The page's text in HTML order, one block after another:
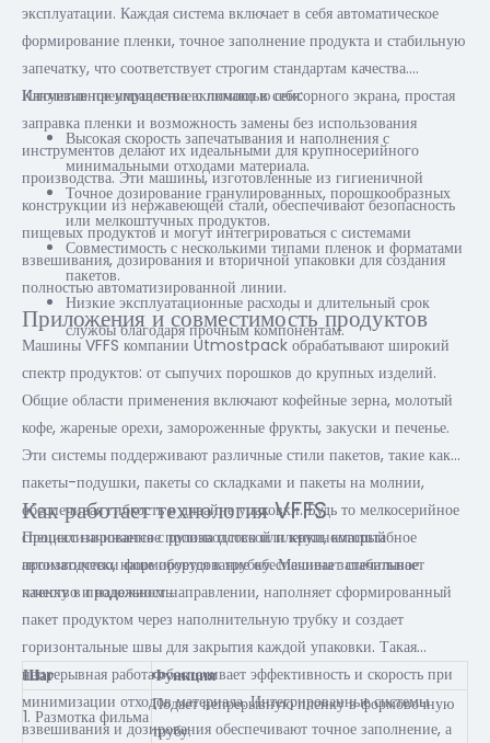
эксплуатации. Каждая система включает в себя автоматическое
формирование пленки, точное заполнение продукта и стабильную
запечатку, что соответствует строгим стандартам качества.
Интуитивное управление с помощью сенсорного экрана, простая
заправка пленки и возможность замены без использования
инструментов делают их идеальными для крупносерийного
производства. Эти машины, изготовленные из гигиеничной
конструкции из нержавеющей стали, обеспечивают безопасность
пищевых продуктов и могут интегрироваться с системами
взвешивания, дозирования и вторичной упаковки для создания
полностью автоматизированной линии.
Ключевые преимущества включают в себя:
Высокая скорость запечатывания и наполнения с
минимальными отходами материала.
Точное дозирование гранулированных, порошкообразных
или мелкоштучных продуктов.
Совместимость с несколькими типами пленок и форматами
пакетов.
Низкие эксплуатационные расходы и длительный срок
службы благодаря прочным компонентам.
Приложения и совместимость продуктов
Машины VFFS компании Utmostpack обрабатывают широкий
спектр продуктов: от сыпучих порошков до крупных изделий.
Общие области применения включают кофейные зерна, молотый
кофе, жареные орехи, замороженные фрукты, закуски и печенье.
Эти системы поддерживают различные стили пакетов, такие как
пакеты-подушки, пакеты со складками и пакеты на молнии,
обеспечивая гибкость в дизайне упаковки. Будь то мелкосерийное
специализированное производство или крупномасштабное
производство, наше оборудование обеспечивает стабильное
качество и надежность.
Как работает технология VFFS
Процесс начинается с рулона плоской пленки, который
автоматически формируется в трубку. Машина запечатывает
пленку в продольном направлении, наполняет сформированный
пакет продуктом через наполнительную трубку и создает
горизонтальные швы для закрытия каждой упаковки. Такая
непрерывная работа обеспечивает эффективность и скорость при
минимизации отходов материала. Интегрированные системы
взвешивания и дозирования обеспечивают точное заполнение, а
Шаг
Функция
1. Размотка фильма
Подает непрерывную пленку в формовочную
трубу.